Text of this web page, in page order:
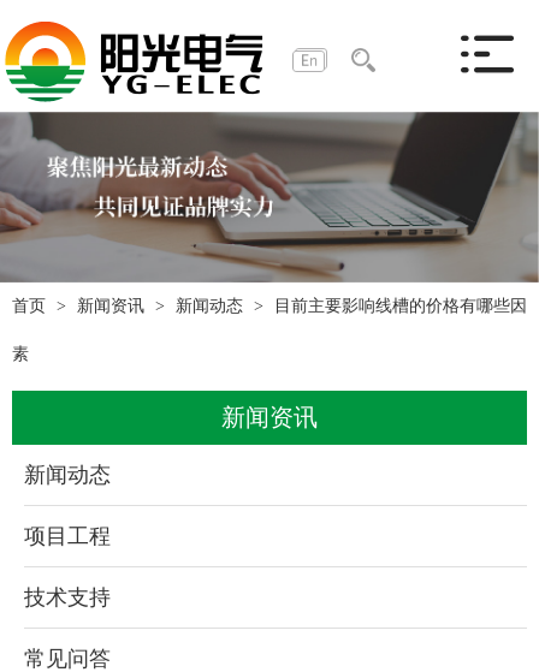
首页 新闻资讯 新闻动态 目前主要影响线槽的价格有哪些因
素
新闻资讯
新闻动态
项目工程
技术支持
常见问答